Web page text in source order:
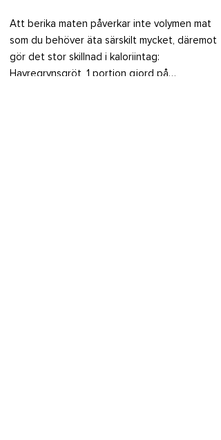
Att berika maten påverkar inte volymen mat
som du behöver äta särskilt mycket, däremot
gör det stor skillnad i kaloriintag:
Havregrynsgröt, 1 portion gjord på…